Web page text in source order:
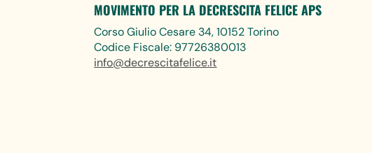
MOVIMENTO PER LA DECRESCITA FELICE APS
Corso Giulio Cesare 34, 10152 Torino
Codice Fiscale: 97726380013
info@decrescitafelice.it